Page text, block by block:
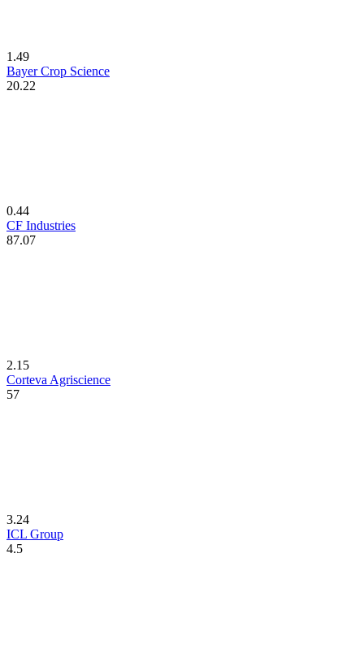
1.49
Bayer Crop Science
20.22
0.44
CF Industries
87.07
2.15
Corteva Agriscience
57
3.24
ICL Group
4.5